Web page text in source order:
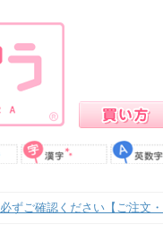
必ずご確認ください【ご注文